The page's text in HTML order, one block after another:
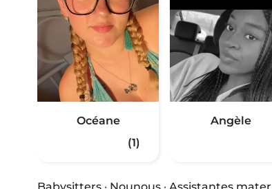
Océane
(1)
Angèle